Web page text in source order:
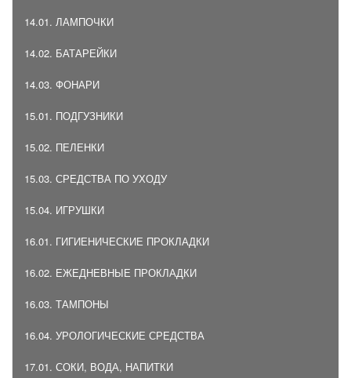
14.01. ЛАМПОЧКИ
14.02. БАТАРЕЙКИ
14.03. ФОНАРИ
15.01. ПОДГУЗНИКИ
15.02. ПЕЛЕНКИ
15.03. СРЕДСТВА ПО УХОДУ
15.04. ИГРУШКИ
16.01. ГИГИЕНИЧЕСКИЕ ПРОКЛАДКИ
16.02. ЕЖЕДНЕВНЫЕ ПРОКЛАДКИ
16.03. ТАМПОНЫ
16.04. УРОЛОГИЧЕСКИЕ СРЕДСТВА
17.01. СОКИ, ВОДА, НАПИТКИ